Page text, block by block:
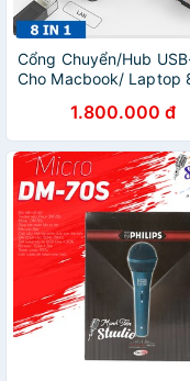
Cổng Chuyển/Hub
Cho Macbook/ Laptop
1.800.000 đ